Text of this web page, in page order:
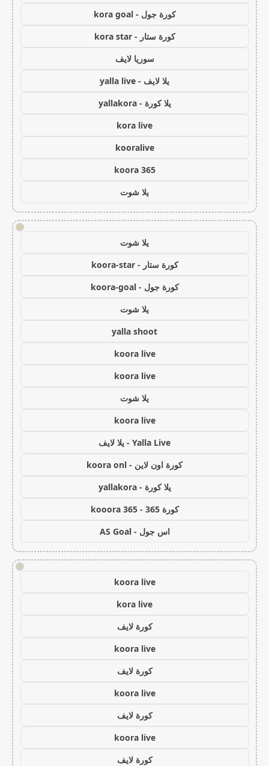
كورة جول - kora goal
كورة ستار - kora star
سوريا لايف
يلا لايف - yalla live
يلا كورة - yallakora
kora live
kooralive
koora 365
يلا شوت
!
يلا شوت
كورة ستار - koora-star
كورة جول - koora-goal
يلا شوت
yalla shoot
koora live
koora live
يلا شوت
koora live
Yalla Live - يلا لايف
كورة اون لاين - koora onl
يلا كورة - yallakora
كورة 365 - kooora 365
اس جول - AS Goal
!
koora live
kora live
كورة لايف
koora live
كورة لايف
koora live
كورة لايف
koora live
كورة لايف